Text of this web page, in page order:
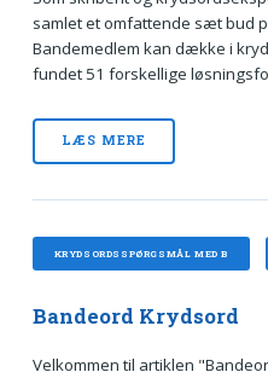
samlet et omfattende sæt bud
Bandemedlem kan dække i
fundet 51 forskellige
LÆS MERE
KRYDSORDSSPØRGSMÅL MED B
Bandeord Krydsord
Velkommen til artiklen